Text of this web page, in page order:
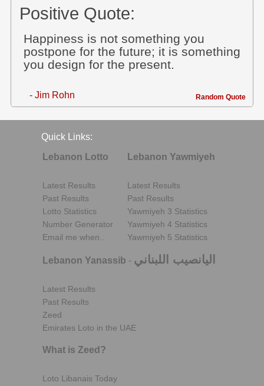
Positive Quote:
Happiness is not something you
postpone for the future; it is something
you design for the present.
- Jim Rohn Random Quote
Quick Links:
Lebanon Lotto
Latest Results
Past Results
Lotto Statistics
Number Generator
Email me when..
Lebanon Yawmiyeh
Latest Results
Past Results
Yawmiyeh 3 Statistics
Yawmiyeh 4 Statistics
Yawmiyeh 5 Statistics
Lebanon Yanassib - اليانصيب اللبناني
Latest Results
Past Results
Zeed
Emirates Loto in the UAE
What is Zeed?
Loto Libanais Today